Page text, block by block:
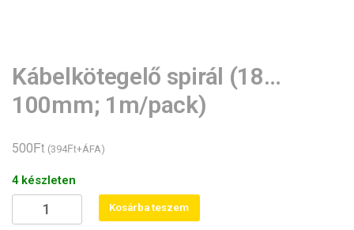
Kábelkötegelő spirál (18…
100mm; 1m/pack)
500Ft (394Ft+ÁFA)
4 készleten
Kábelkötegelő
spirál
Kosárba teszem